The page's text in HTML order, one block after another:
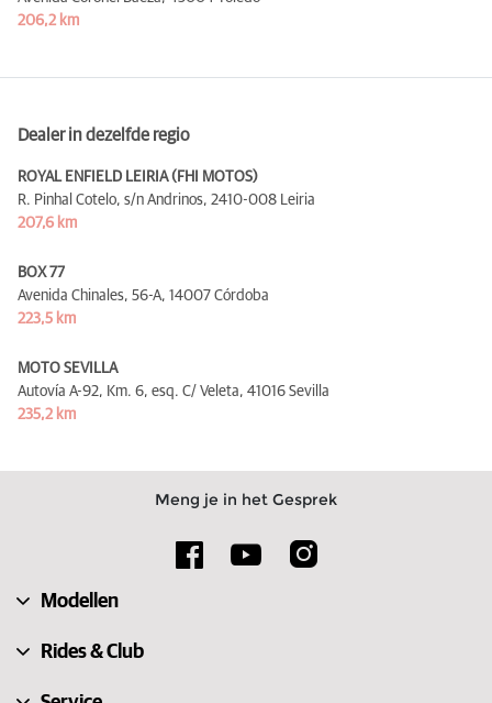
206,2 km
Dealer in dezelfde regio
ROYAL ENFIELD LEIRIA (FHI MOTOS)
R. Pinhal Cotelo, s/n Andrinos, 2410-008 Leiria
207,6 km
BOX 77
Avenida Chinales, 56-A, 14007 Córdoba
223,5 km
MOTO SEVILLA
Autovía A-92, Km. 6, esq. C/ Veleta, 41016 Sevilla
235,2 km
Meng je in het Gesprek
Modellen
Rides & Club